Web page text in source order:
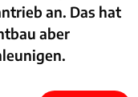
an. Das hat
aber